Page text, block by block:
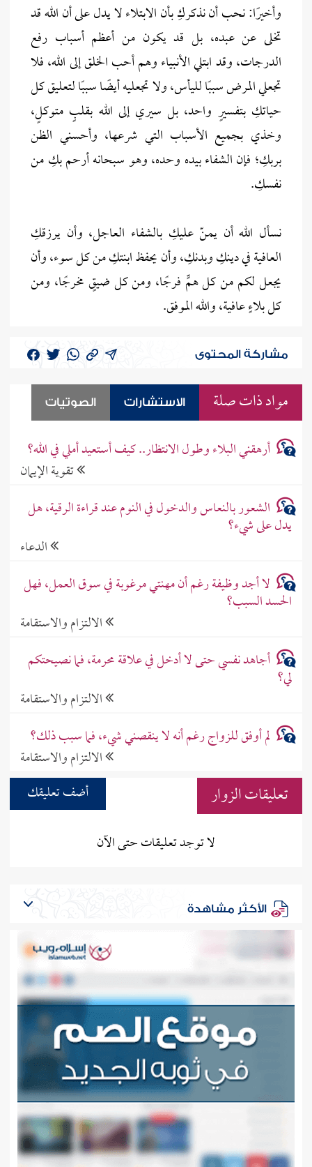
وأخيرًا: نحب أن نذكركِ بأن الابتلاء لا يدل على أن الله قد
تخلى عن عبده، بل قد يكون من أعظم أسباب رفع
الدرجات، وقد ابتلي الأنبياء وهم أحب الخلق إلى الله، فلا
تجعلي المرض سببًا لليأس، ولا تجعليه أيضًا سببًا لتعليق كل
حياتكِ بتفسيرٍ واحد، بل سيري إلى الله بقلبٍ متوكلٍ،
وخذي بجميع الأسباب التي شرعها، وأحسني الظن
بربكِ؛ فإن الشفاء بيده وحده، وهو سبحانه أرحم بكِ من
نفسكِ.
نسأل الله أن يمنّ عليكِ بالشفاء العاجل، وأن يرزقكِ
العافية في دينكِ وبدنكِ، وأن يحفظ ابنتكِ من كل سوء، وأن
يجعل لكم من كل همٍّ فرجًا، ومن كل ضيقٍ مخرجًا، ومن
كل بلاءٍ عافية، والله الموفق.
مشاركة المحتوى
مواد ذات صلة الاستشارات الصوتيات
أرهقني البلاء وطول الانتظار.. كيف أستعيد أملي في الله؟
تقوية الإيمان
الشعور بالنعاس والدخول في النوم عند قراءة الرقية، هل
يدل على شيء؟
الدعاء
لا أجد وظيفة رغم أن مهنتي مرغوبة في سوق العمل، فهل
الحسد السبب؟
الالتزام والاستقامة
أجاهد نفسي حتى لا أدخل في علاقة محرمة، فما نصيحتكم
لي؟
الالتزام والاستقامة
لم أوفق للزواج رغم أنه لا ينقصني شيء، فما سبب ذلك؟
الالتزام والاستقامة
تعليقات الزوار
أضف تعليقك
لا توجد تعليقات حتى الآن
الأكثر مشاهدة